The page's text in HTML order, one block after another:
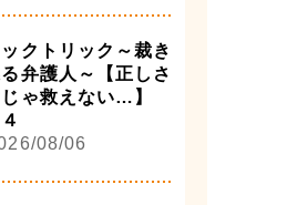
クトリック～裁き
弁護人～【正しさ
じゃ救えない…】
08/06